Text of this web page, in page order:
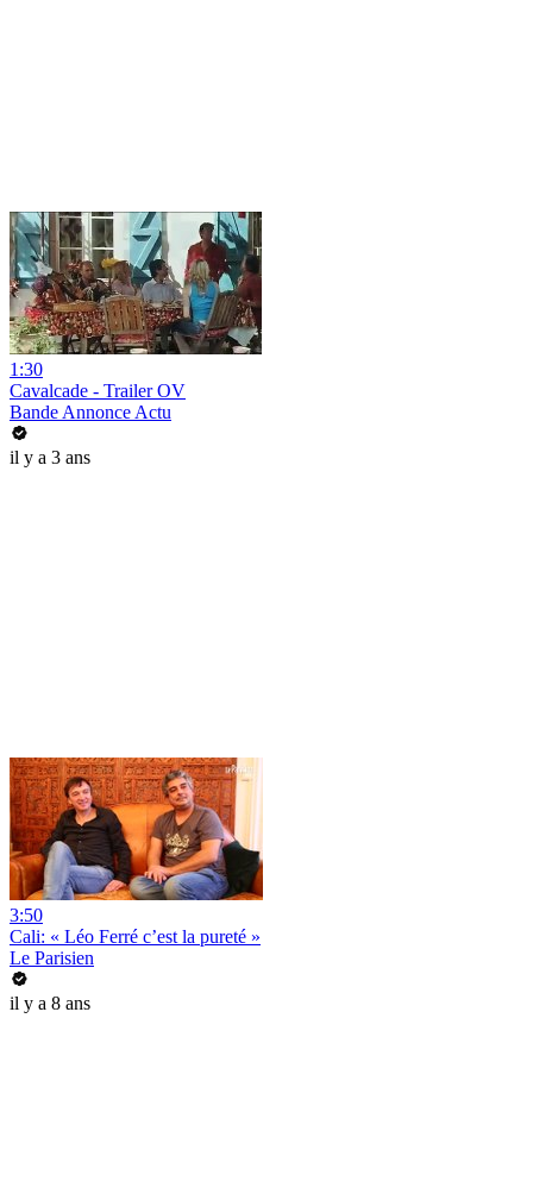
1:30
Cavalcade - Trailer OV
Bande Annonce Actu
il y a 3 ans
3:50
Cali: « Léo Ferré c’est la pureté »
Le Parisien
il y a 8 ans